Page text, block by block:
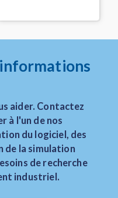
acoustique
Alexa®
2025
: Résoudre les
dans
grâce à
2025
aider. Contactez
à l'un de nos
du logiciel, des
la simulation
de recherche
industriel.